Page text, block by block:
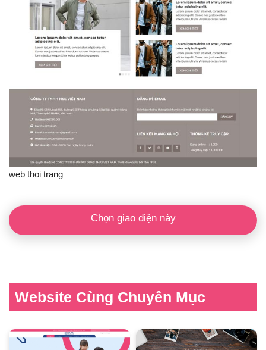
web thoi trang
Chọn giao diện này
Website Cùng Chuyên Mục